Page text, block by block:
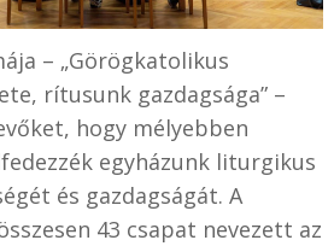
– „Görögkatolikus
rítusunk gazdagsága” –
hogy mélyebben
egyházunk liturgikus
és gazdagságát. A
43 csapat nevezett az